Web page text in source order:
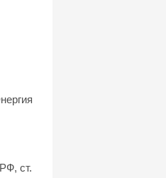
cт.